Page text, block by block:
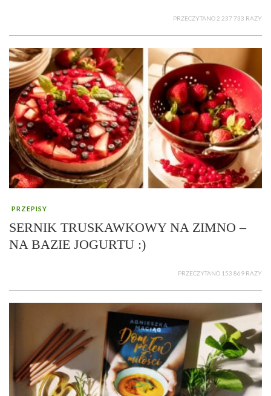
PRZECZYTANO 2 237 733 RAZY
PRZEPISY
SERNIK TRUSKAWKOWY NA ZIMNO –
NA BAZIE JOGURTU :)
PRZECZYTANO 153 869 RAZY